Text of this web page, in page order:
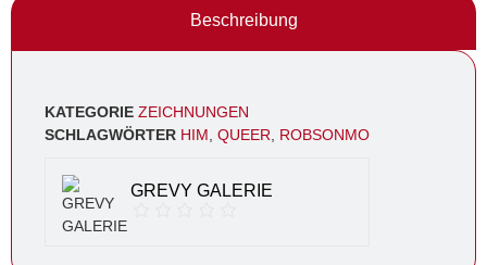
Beschreibung
KATEGORIE ZEICHNUNGEN
SCHLAGWÖRTER HIM QUEER ROBSONMO
GREVY GALERIE